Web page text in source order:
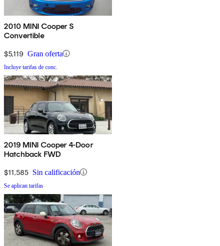
2010 MINI Cooper S
Convertible
$5,119 Gran oferta
Incluye tarifas de conc.
2019 MINI Cooper 4-Door
Hatchback FWD
$11,585 Sin calificación
Se aplican tarifas